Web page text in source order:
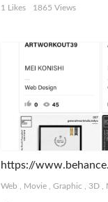
1 Likes 1865 Views
https://
Web Movie ,Graphic 3D